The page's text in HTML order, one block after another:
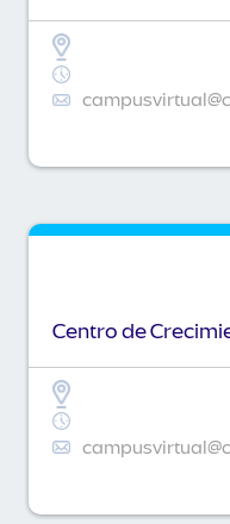
Centro de